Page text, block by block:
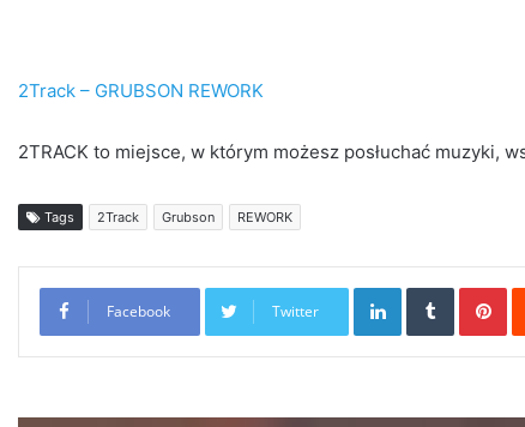
2Track – GRUBSON REWORK
2TRACK to miejsce, w którym możesz posłuchać muzyki,
Tags 2Track Grubson REWORK
Facebook Twitter
LinkedInTumblr